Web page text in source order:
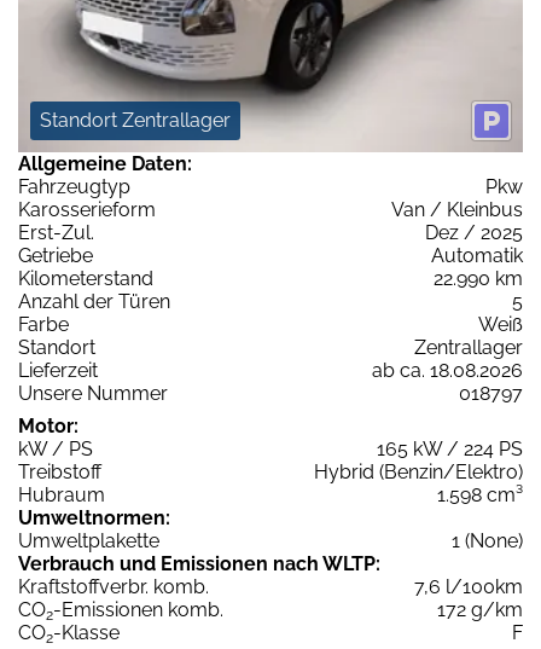
Standort Zentrallager
Allgemeine Daten:
Fahrzeugtyp
Pkw
Karosserieform
Van / Kleinbus
Erst-Zul.
Dez / 2025
Getriebe
Automatik
Kilometerstand
22.990 km
Anzahl der Türen
5
Farbe
Weiß
Standort
Zentrallager
Lieferzeit
ab ca. 18.08.2026
Unsere Nummer
018797
Motor:
kW / PS
165 kW / 224 PS
Treibstoff
Hybrid (Benzin/Elektro)
Hubraum
1.598 cm³
Umweltnormen:
Umweltplakette
1 (None)
Verbrauch und Emissionen nach WLTP:
Kraftstoffverbr. komb.
7,6 l/100km
CO2-Emissionen komb.
172 g/km
CO2-Klasse
F